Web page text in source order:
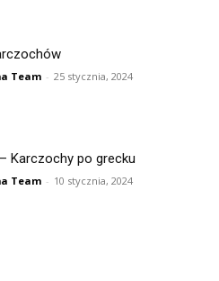
Team - 25 stycznia, 2024
Karczochy po grecku
Team - 10 stycznia, 2024